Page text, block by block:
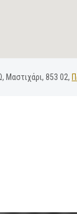
Μαστιχάρι, 853 02,